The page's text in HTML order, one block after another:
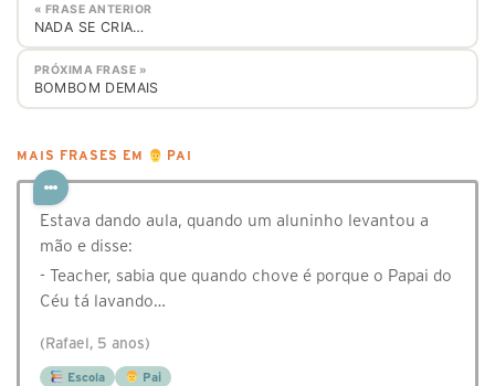
« FRASE ANTERIOR
NADA SE CRIA…
PRÓXIMA FRASE »
BOMBOM DEMAIS
MAIS FRASES EM PAI
Estava dando aula, quando um aluninho levantou a
mão e disse:
- Teacher, sabia que quando chove é porque o Papai do
Céu tá lavando…
(Rafael, 5 anos)
Escola Pai